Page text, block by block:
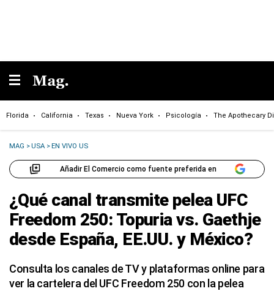
Florida California Texas Nueva York Psicología The Apothecary
MAG >USA >EN VIVO US
Añadir El Comercio como fuente preferida en
¿Qué canal transmite pelea UFC
Freedom 250: Topuria vs. Gaethje
desde España, EE.UU. y México?
Consulta los canales de TV y plataformas online para
ver la cartelera del UFC Freedom 250 con la pelea